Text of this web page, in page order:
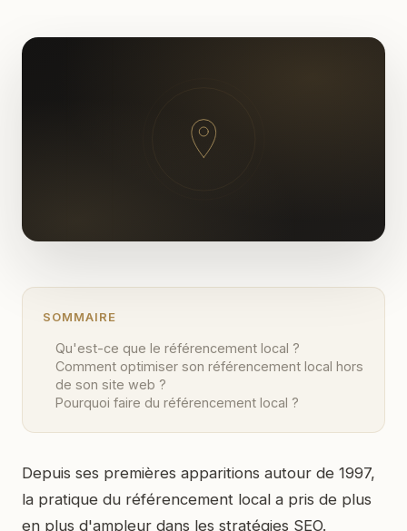
SOMMAIRE
Qu'est-ce que le référencement local ?
Comment optimiser son référencement local hors
de son site web ?
Pourquoi faire du référencement local ?
Depuis ses premières apparitions autour de 1997,
la pratique du référencement local a pris de plus
en plus d'ampleur dans les stratégies SEO.